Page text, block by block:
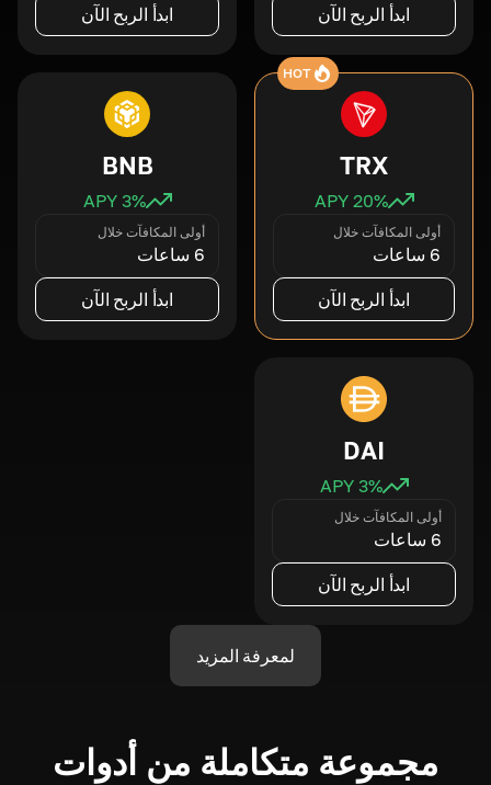
ابدأ الربح الآن ابدأ الربح الآن
HOT
TRX
20% APY
أولى المكافآت خلال
6 ساعات
ابدأ الربح الآن
BNB
3% APY
أولى المكافآت خلال
6 ساعات
ابدأ الربح الآن
DAI
3% APY
أولى المكافآت خلال
6 ساعات
ابدأ الربح الآن
لمعرفة المزيد
مجموعة متكاملة من أدوات